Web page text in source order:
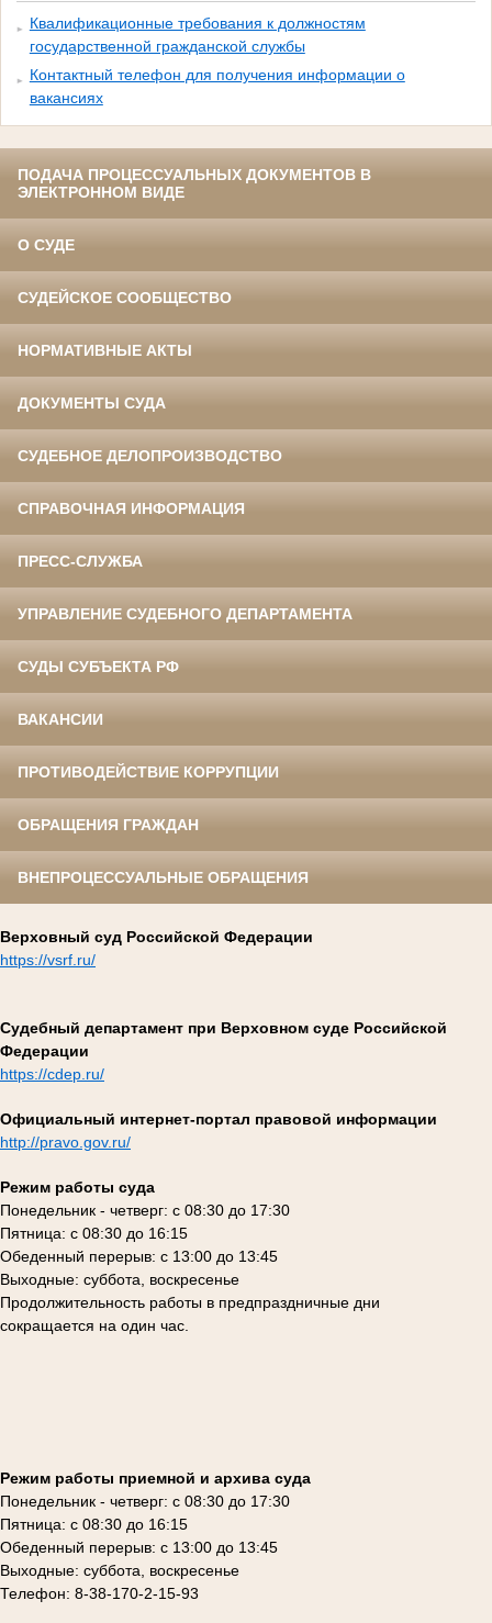
Квалификационные требования к должностям
государственной гражданской службы
Контактный телефон для получения информации о
вакансиях
ПОДАЧА ПРОЦЕССУАЛЬНЫХ ДОКУМЕНТОВ В
ЭЛЕКТРОННОМ ВИДЕ
О СУДЕ
СУДЕЙСКОЕ СООБЩЕСТВО
НОРМАТИВНЫЕ АКТЫ
ДОКУМЕНТЫ СУДА
СУДЕБНОЕ ДЕЛОПРОИЗВОДСТВО
СПРАВОЧНАЯ ИНФОРМАЦИЯ
ПРЕСС-СЛУЖБА
УПРАВЛЕНИЕ СУДЕБНОГО ДЕПАРТАМЕНТА
СУДЫ СУБЪЕКТА РФ
ВАКАНСИИ
ПРОТИВОДЕЙСТВИЕ КОРРУПЦИИ
ОБРАЩЕНИЯ ГРАЖДАН
ВНЕПРОЦЕССУАЛЬНЫЕ ОБРАЩЕНИЯ
Верховный суд Российской Федерации
https://vsrf.ru/
Судебный департамент при Верховном суде Российской
Федерации
https://cdep.ru/
Официальный интернет-портал правовой информации
http://pravo.gov.ru/
Режим работы суда
Понедельник - четверг: с 08:30 до 17:30
Пятница: с 08:30 до 16:15
Обеденный перерыв: с 13:00 до 13:45
Выходные: суббота, воскресенье
Продолжительность работы в предпраздничные дни
сокращается на один час.
Режим работы приемной и архива суда
Понедельник - четверг: с 08:30 до 17:30
Пятница: с 08:30 до 16:15
Обеденный перерыв: с 13:00 до 13:45
Выходные: суббота, воскресенье
Телефон: 8-38-170-2-15-93